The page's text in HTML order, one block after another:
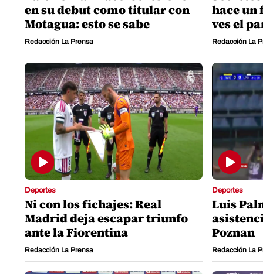
en su debut como titular con
Motagua: esto se sabe
Redacción La Prensa
hace
ves el
Redacción La
Deportes
Ni con los fichajes: Real
Madrid deja escapar triunfo
ante la Fiorentina
Redacción La Prensa
Deportes
Luis
Poznan
Redacción La